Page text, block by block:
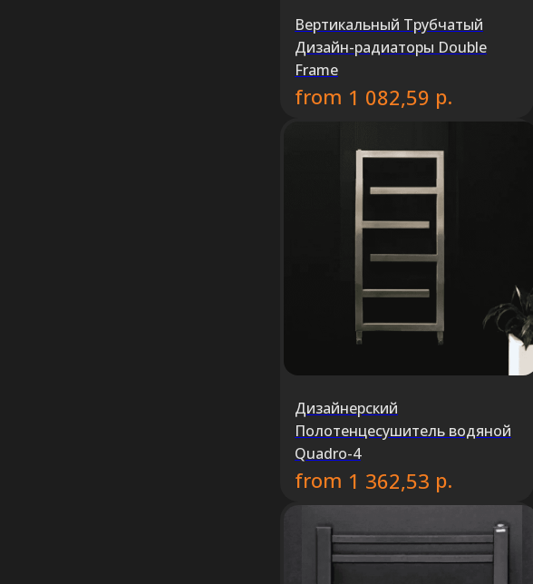
Вертикальный Трубчатый
Дизайн-радиаторы Double
Frame
from 1 082,59 р.
Дизайнерский
Полотенцесушитель водяной
Quadro-4
from 1 362,53 р.